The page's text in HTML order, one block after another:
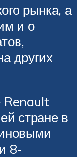
рынка, а
и о
других
Renault
стране в
8-